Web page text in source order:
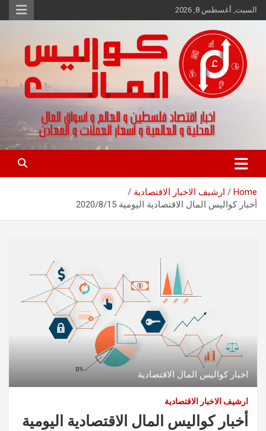
Skip
to
السبت, أغسطس 8, 2026
كواليس المال
اخبار اقتصاد فلسطين و العالم و تقارير اسواق المال و العملات
Home
ارشيف الاخبار الاقتصادية
أخبار كواليس المال الاقتصادية اليومية 2020/8/15
اخبار كواليس المال الاقتصادية
ارشيف الاخبار الاقتصادية
أخبار كواليس المال الاقتصادية اليومية